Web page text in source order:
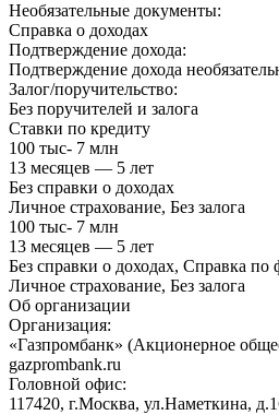
Необязательные документы:
Справка о доходах
Подтверждение дохода:
Подтверждение дохода
Залог/поручительство:
Без поручителей и залога
Ставки по кредиту
100 тыс- 7 млн
13 месяцев — 5 лет
Без справки о доходах
Личное страхование, Без залога
100 тыс- 7 млн
13 месяцев — 5 лет
Без справки о доходах, Справка
Личное страхование, Без залога
Об организации
Организация:
«Газпромбанк» (Акционерное
gazprombank.ru
Головной офис:
117420, г.Москва, ул.Наметкина,